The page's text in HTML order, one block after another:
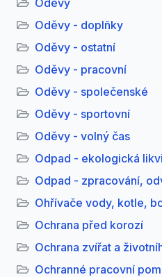
Oděvy
Oděvy - doplňky
Oděvy - ostatní
Oděvy - pracovní
Oděvy - společenské
Oděvy - sportovní
Oděvy - volný čas
Odpad - ekologická
Odpad - zpracování,
Ohřívače vody, kotle,
Ochrana před korozí
Ochrana zvířat a
Ochranné pracovní